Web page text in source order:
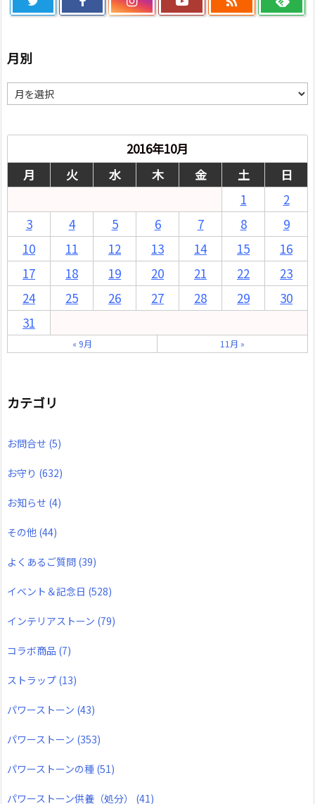
月別
別
2016年10月
月
火 水 木 金 土
日
1
2
3
4 5 6 7 8
9
10
11 12 13 14 15
16
17
18 19 20 21 22
23
24
25 26 27 28 29
30
31
« 9月 11月 »
カテゴリ
お問合せ (5)
お守り (632)
お知らせ (4)
その他 (44)
よくあるご質問 (39)
イベント＆記念日 (528)
インテリアストーン (79)
コラボ商品 (7)
ストラップ (13)
パワーストーン (43)
パワーストーン (353)
パワーストーンの種 (51)
パワーストーン供養（処分） (41)